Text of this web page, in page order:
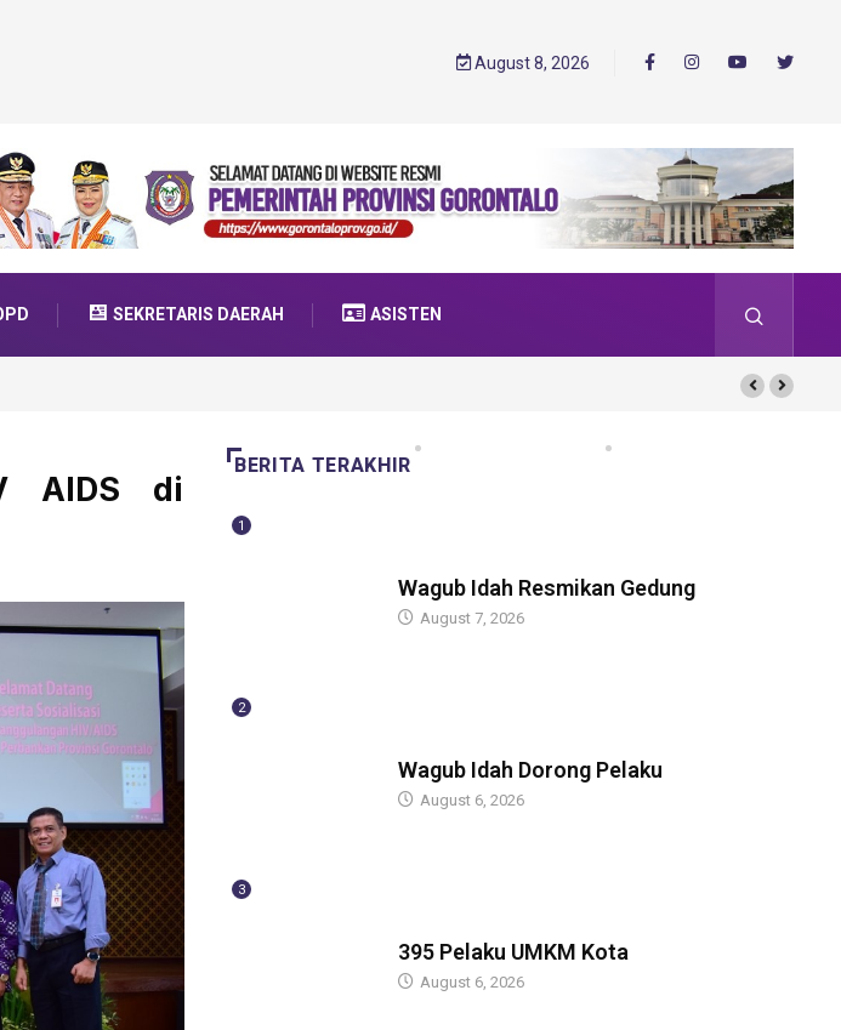
August 8, 2026
SEKRETARIS DAERAH ASISTEN
AIDS di
BERITA TERAKHIR
1
Wagub Idah Resmikan Gedung
August 7, 2026
2
Wagub Idah Dorong Pelaku
August 6, 2026
3
395 Pelaku UMKM Kota
August 6, 2026